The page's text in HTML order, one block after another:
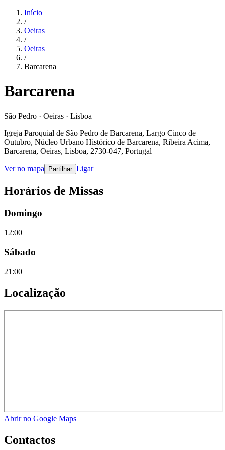
Início
/
Oeiras
/
Oeiras
/
Barcarena
Barcarena
São Pedro · Oeiras · Lisboa
Igreja Paroquial de São Pedro de Barcarena, Largo Cinco de
Outubro, Núcleo Urbano Histórico de Barcarena, Ribeira Acima,
Barcarena, Oeiras, Lisboa, 2730-047, Portugal
Ver no mapa Partilhar Ligar
Horários de Missas
Domingo
12:00
Sábado
21:00
Localização
Abrir no Google Maps
Contactos